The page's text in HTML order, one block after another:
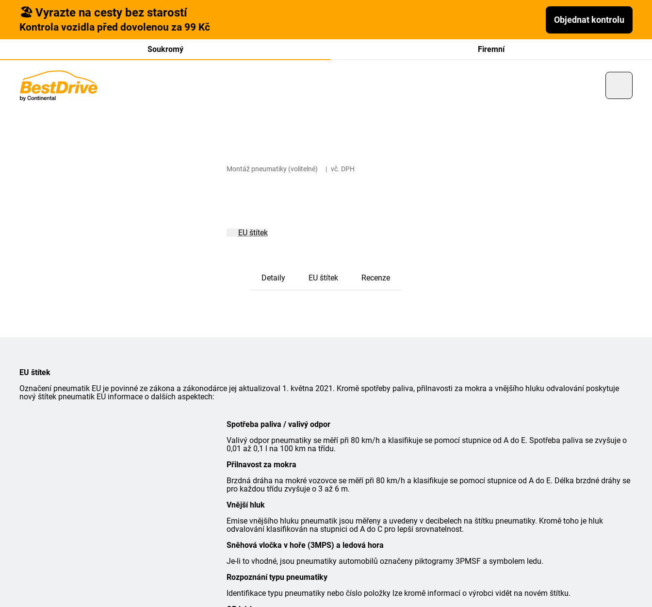
🏖️ Vyrazte na cesty bez starostí
Kontrola vozidla před dovolenou za 99 Kč
Objednat kontrolu
Soukromý Firemní
Montáž pneumatiky (volitelné) | vč. DPH
EU štítek
Detaily EU štítek Recenze
EU štítek
Označení pneumatik EU je povinné ze zákona a zákonodárce jej aktualizoval 1. května 2021. Kromě spotřeby paliva, přilnavosti za mokra a vnějšího hluku odvalování poskytuje
nový štítek pneumatik EU informace o dalších aspektech:
Spotřeba paliva / valivý odpor
Valivý odpor pneumatiky se měří při 80 km/h a klasifikuje se pomocí stupnice od A do E. Spotřeba paliva se zvyšuje o
0,01 až 0,1 l na 100 km na třídu.
Přilnavost za mokra
Brzdná dráha na mokré vozovce se měří při 80 km/h a klasifikuje se pomocí stupnice od A do E. Délka brzdné dráhy se
pro každou třídu zvyšuje o 3 až 6 m.
Vnější hluk
Emise vnějšího hluku pneumatik jsou měřeny a uvedeny v decibelech na štítku pneumatiky. Kromě toho je hluk
odvalování klasifikován na stupnici od A do C pro lepší srovnatelnost.
Sněhová vločka v hoře (3MPS) a ledová hora
Je-li to vhodné, jsou pneumatiky automobilů označeny piktogramy 3PMSF a symbolem ledu.
Rozpoznání typu pneumatiky
Identifikace typu pneumatiky nebo číslo položky lze kromě informací o výrobci vidět na novém štítku.